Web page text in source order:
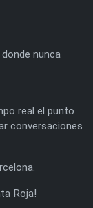
nunca
real el punto
conversaciones
Roja!